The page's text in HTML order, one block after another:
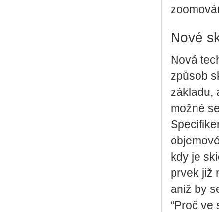
Nové
Nová
způsob
základu,
možné
kdy je
prvek již
aniž by
“Proč ve